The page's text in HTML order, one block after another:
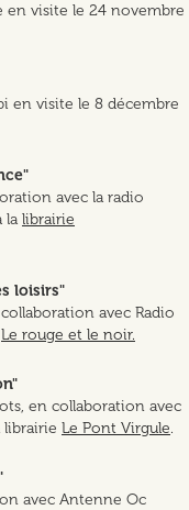
en visite le 24 novembre
en visite le 8 décembre
avec la radio
la librairie
loisirs"
avec Radio
Le rouge et le noir.
en collaboration avec
librairie Le Pont Virgule.
avec Antenne Oc